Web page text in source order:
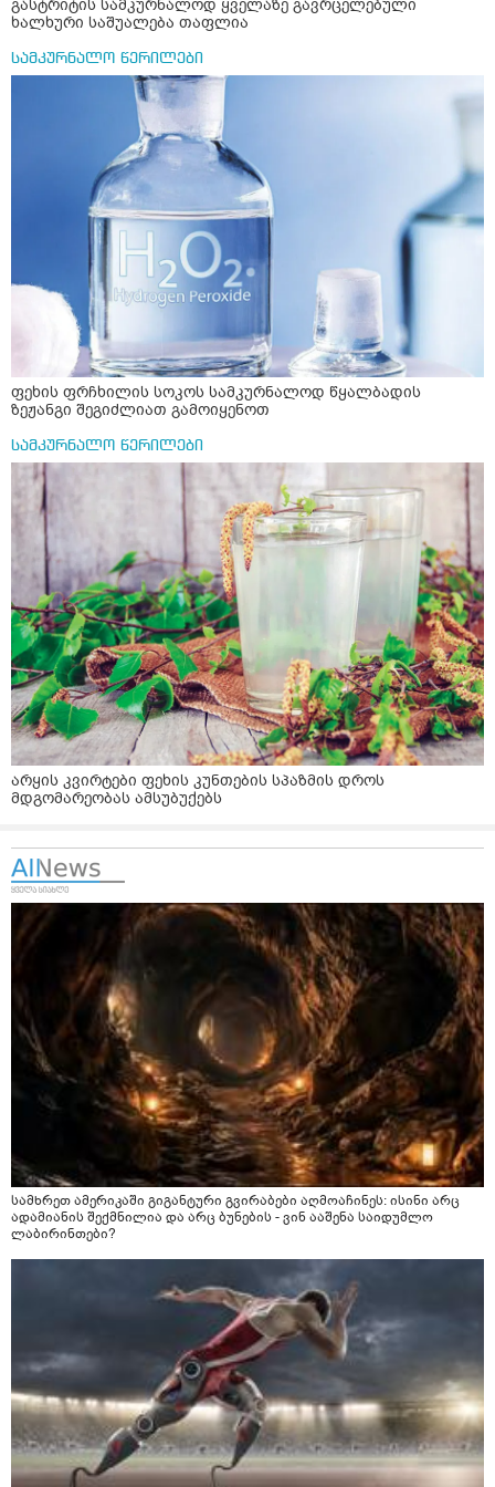
გასტრიტის სამკურნალოდ ყველაზე გავრცელებული
ხალხური საშუალება თაფლია
სამკურნალო წერილები
ფეხის ფრჩხილის სოკოს სამკურნალოდ წყალბადის
ზეჟანგი შეგიძლიათ გამოიყენოთ
სამკურნალო წერილები
არყის კვირტები ფეხის კუნთების სპაზმის დროს
მდგომარეობას ამსუბუქებს
სამხრეთ ამერიკაში გიგანტური გვირაბები აღმოაჩინეს: ისინი არც
ადამიანის შექმნილია და არც ბუნების - ვინ ააშენა საიდუმლო
ლაბირინთები?